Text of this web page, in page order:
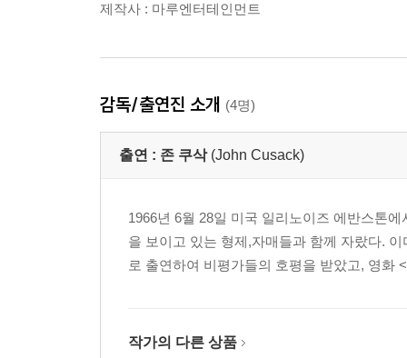
제작사 : 마루엔터테인먼트
감독/출연진 소개 (4명)
출연 : 존 쿠삭 (John Cusack)
1966년 6월 28일 미국 일리노이즈 에반스톤
을 보이고 있는 형제,자매들과 함께 자랐다.
로 출연하여 비평가들의 호평을 받았고, 영화
작가의 다른 상품